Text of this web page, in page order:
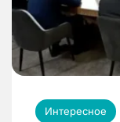
Интересное